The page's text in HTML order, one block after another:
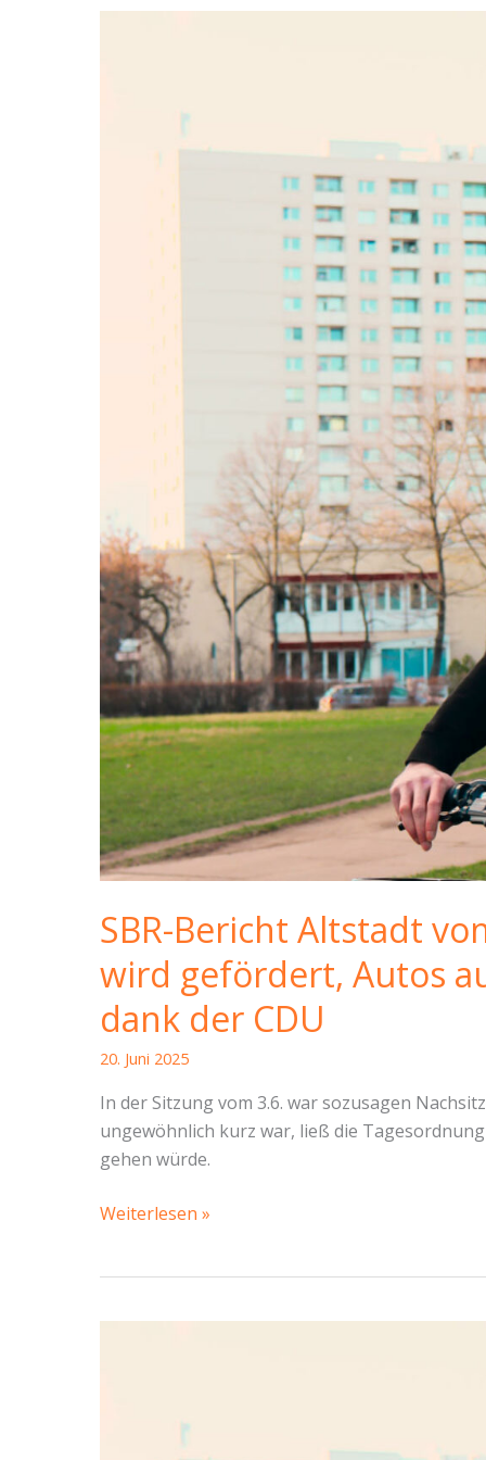
SBR-Bericht Altstadt
wird gefördert, Autos
dank der CDU
20. Juni 2025
In der Sitzung vom 3.6. war sozusagen
ungewöhnlich kurz war, ließ die
gehen würde.
SBR-
03.
Weiterlesen »